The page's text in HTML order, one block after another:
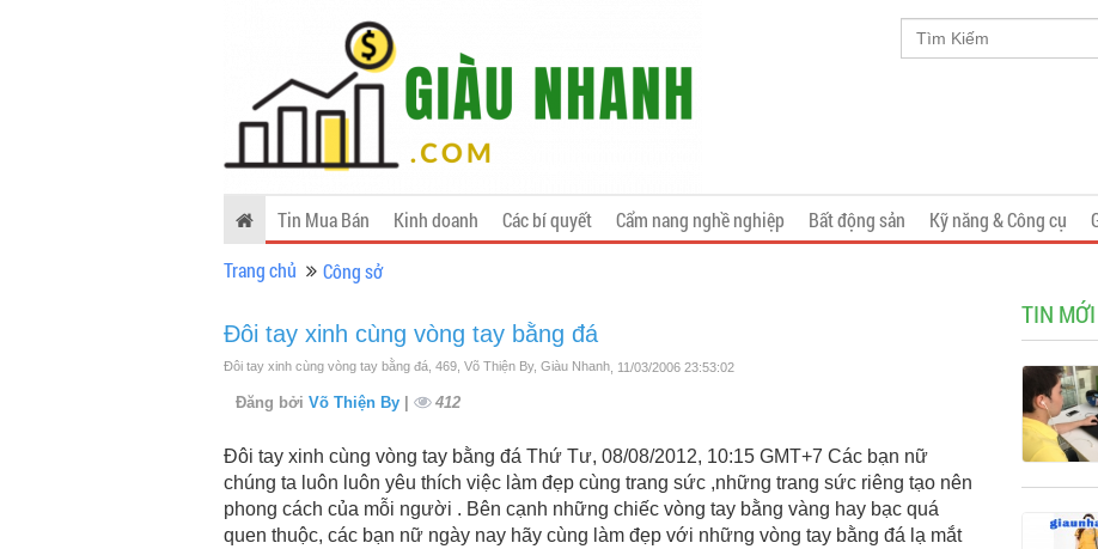
Tin Mua Bán Kinh doanh Các bí quyết Cẩm nang nghề nghiệp Bất động sản Kỹ năng & Công cụ
Trang chủ
Công sở
Đôi tay xinh cùng vòng tay bằng đá
Đôi tay xinh cùng vòng tay bằng đá, 469, Võ Thiện By, Giàu Nhanh , 11/03/2006 23:53:02
Đăng bởi Võ Thiện By | 412
Đôi tay xinh cùng vòng tay bằng đá Thứ Tư, 08/08/2012, 10:15 GMT+7 Các bạn nữ
chúng ta luôn luôn yêu thích việc làm đẹp cùng trang sức ,những trang sức riêng tạo nên
phong cách của mỗi người . Bên cạnh những chiếc vòng tay bằng vàng hay bạc quá
quen thuộc, các bạn nữ ngày nay hãy cùng làm đẹp với những vòng tay bằng đá lạ mắt
TIN